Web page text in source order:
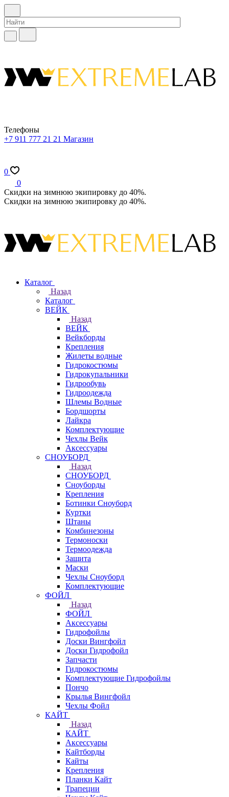
Телефоны
+7 911 777 21 21 Магазин
0
0
Скидки на зимнюю экипировку до 40%.
Скидки на зимнюю экипировку до 40%.
Каталог
Назад
Каталог
ВЕЙК
Назад
ВЕЙК
Вейкборды
Крепления
Жилеты водные
Гидрокостюмы
Гидрокупальники
Гидрообувь
Гидроодежда
Шлемы Водные
Бордшорты
Лайкра
Комплектующие
Чехлы Вейк
Аксессуары
СНОУБОРД
Назад
СНОУБОРД
Сноуборды
Крепления
Ботинки Сноуборд
Куртки
Штаны
Комбинезоны
Термоноски
Термоодежда
Защита
Маски
Чехлы Сноуборд
Комплектующие
ФОЙЛ
Назад
ФОЙЛ
Аксессуары
Гидрофойлы
Доски Вингфойл
Доски Гидрофойл
Запчасти
Гидрокостюмы
Комплектующие Гидрофойлы
Пончо
Крылья Вингфойл
Чехлы Фойл
КАЙТ
Назад
КАЙТ
Аксессуары
Кайтборды
Кайты
Крепления
Планки Кайт
Трапеции